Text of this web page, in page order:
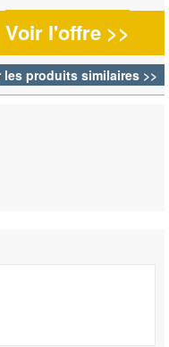
Voir l'offre >>
les produits similaires >>